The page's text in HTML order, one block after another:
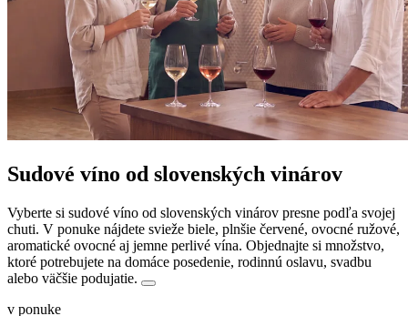
Sudové víno od slovenských vinárov
Vyberte si sudové víno od slovenských vinárov presne podľa svojej
chuti. V ponuke nájdete svieže biele, plnšie červené, ovocné ružové,
aromatické ovocné aj jemne perlivé vína. Objednajte si množstvo,
ktoré potrebujete na domáce posedenie, rodinnú oslavu, svadbu
alebo väčšie podujatie.
v ponuke